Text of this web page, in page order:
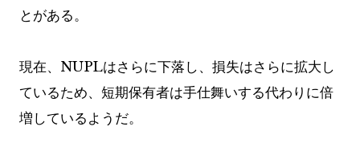
とがある。
現在、NUPLはさらに下落し、損失はさらに拡大し
ているため、短期保有者は手仕舞いする代わりに倍
増しているようだ。